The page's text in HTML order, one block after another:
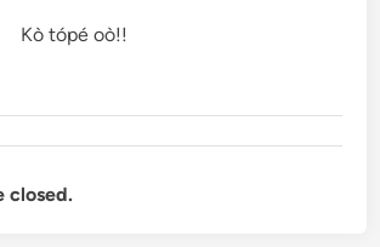
Kò tópé oò!!
closed.